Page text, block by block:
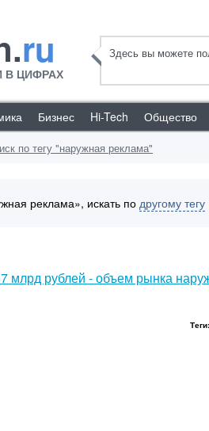
ru
В ЦИФРАХ
Здесь вы можете
Бизнес Hi-Tech Общество
по тегу "наружная реклама"
реклама», искать по другому тегу
млрд рублей - объем рынка